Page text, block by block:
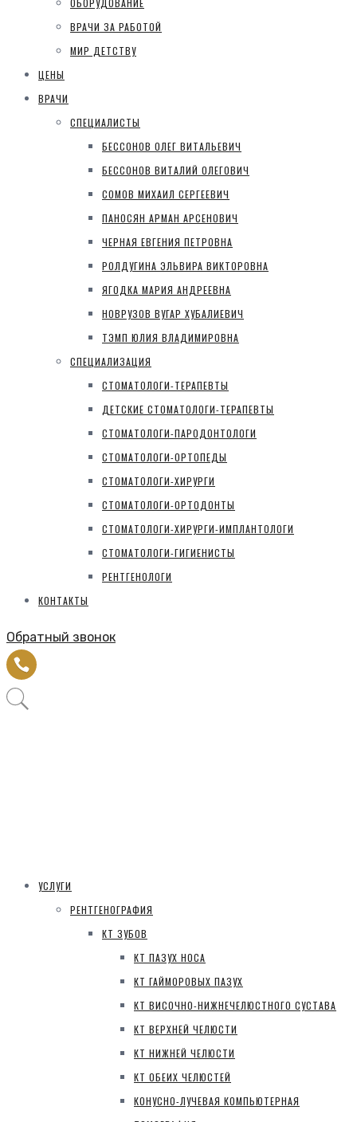
ОБОРУДОВАНИЕ
ВРАЧИ ЗА РАБОТОЙ
МИР ДЕТСТВУ
ЦЕНЫ
ВРАЧИ
СПЕЦИАЛИСТЫ
БЕССОНОВ ОЛЕГ ВИТАЛЬЕВИЧ
БЕССОНОВ ВИТАЛИЙ ОЛЕГОВИЧ
СОМОВ МИХАИЛ СЕРГЕЕВИЧ
ПАНОСЯН АРМАН АРСЕНОВИЧ
ЧЕРНАЯ ЕВГЕНИЯ ПЕТРОВНА
РОЛДУГИНА ЭЛЬВИРА ВИКТОРОВНА
ЯГОДКА МАРИЯ АНДРЕЕВНА
НОВРУЗОВ ВУГАР ХУБАЛИЕВИЧ
ТЭМП ЮЛИЯ ВЛАДИМИРОВНА
СПЕЦИАЛИЗАЦИЯ
СТОМАТОЛОГИ-ТЕРАПЕВТЫ
ДЕТСКИЕ СТОМАТОЛОГИ-ТЕРАПЕВТЫ
СТОМАТОЛОГИ-ПАРОДОНТОЛОГИ
СТОМАТОЛОГИ-ОРТОПЕДЫ
СТОМАТОЛОГИ-ХИРУРГИ
СТОМАТОЛОГИ-ОРТОДОНТЫ
СТОМАТОЛОГИ-ХИРУРГИ-ИМПЛАНТОЛОГИ
СТОМАТОЛОГИ-ГИГИЕНИСТЫ
РЕНТГЕНОЛОГИ
КОНТАКТЫ
Обратный звонок
УСЛУГИ
РЕНТГЕНОГРАФИЯ
КТ ЗУБОВ
КТ ПАЗУХ НОСА
КТ ГАЙМОРОВЫХ ПАЗУХ
КТ ВИСОЧНО-НИЖНЕЧЕЛЮСТНОГО СУСТАВА
КТ ВЕРХНЕЙ ЧЕЛЮСТИ
КТ НИЖНЕЙ ЧЕЛЮСТИ
КТ ОБЕИХ ЧЕЛЮСТЕЙ
КОНУСНО-ЛУЧЕВАЯ КОМПЬЮТЕРНАЯ